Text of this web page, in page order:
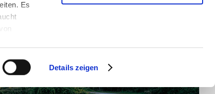
Es
kann
Details zeigen